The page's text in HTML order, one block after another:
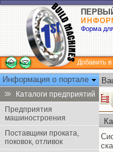
Форма
Добавить
Информация о портале
Каталоги предприятий
Предприятия
машиностроения
Поставщики проката,
поковок, отливок